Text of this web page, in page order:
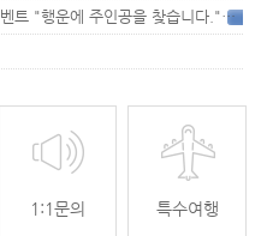
[무안공항 활성화] 가을전세기 홍보 이벤트 "행운에 주인공을 찾습니다."33
1:1문의 특수여행